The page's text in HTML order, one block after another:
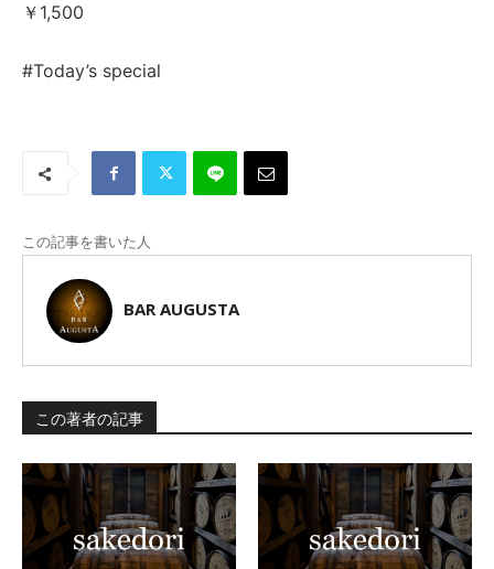
￥1,500
#Today’s special
この記事を書いた人
BAR AUGUSTA
この著者の記事